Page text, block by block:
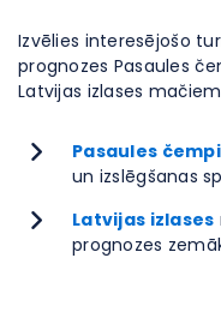
Izvēlies interesējošo
prognozes Pasaules
Latvijas izlases
Pasaules
un izslēgšanas
Latvijas izlases
prognozes